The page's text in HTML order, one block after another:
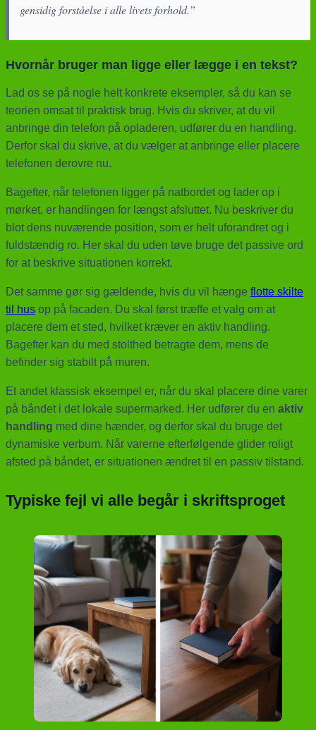
gensidig forståelse i alle livets forhold.”
Hvornår bruger man ligge eller lægge i en tekst?
Lad os se på nogle helt konkrete eksempler, så du kan se
teorien omsat til praktisk brug. Hvis du skriver, at du vil
anbringe din telefon på opladeren, udfører du en handling.
Derfor skal du skrive, at du vælger at anbringe eller placere
telefonen derovre nu.
Bagefter, når telefonen ligger på natbordet og lader op i
mørket, er handlingen for længst afsluttet. Nu beskriver du
blot dens nuværende position, som er helt uforandret og i
fuldstændig ro. Her skal du uden tøve bruge det passive ord
for at beskrive situationen korrekt.
Det samme gør sig gældende, hvis du vil hænge flotte skilte
til hus op på facaden. Du skal først træffe et valg om at
placere dem et sted, hvilket kræver en aktiv handling.
Bagefter kan du med stolthed betragte dem, mens de
befinder sig stabilt på muren.
Et andet klassisk eksempel er, når du skal placere dine varer
på båndet i det lokale supermarked. Her udfører du en aktiv
handling med dine hænder, og derfor skal du bruge det
dynamiske verbum. Når varerne efterfølgende glider roligt
afsted på båndet, er situationen ændret til en passiv tilstand.
Typiske fejl vi alle begår i skriftsproget